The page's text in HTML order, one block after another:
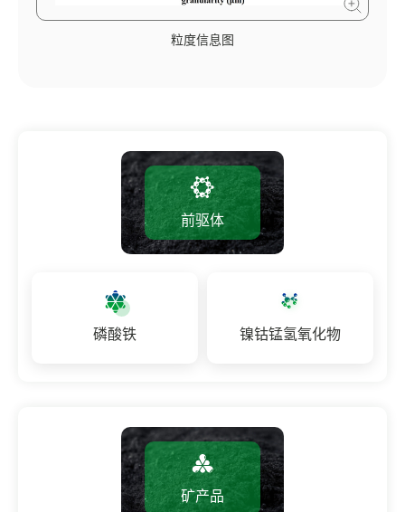
粒度信息图
前驱体
磷酸铁 镍钴锰氢氧化物
矿产品